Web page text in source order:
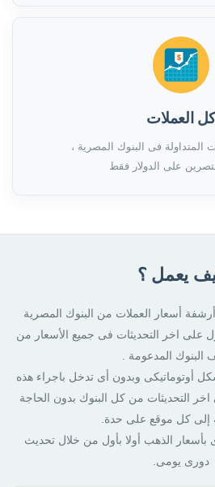
كل العملات
المتداولة فى البنوك المصرية ،
على الدولار فقط
يعمل ؟
أسعار العملات من البنوك المصرية
على اخر التحديثات فى جميع الأسعار من
البنوك المدعومة .
أوتوماتيكى وبدون أى تدخل باجراء هذه
التحديثات من كل البنوك بدون الحاجة
إلى كل موقع على حدة.
بأسعار الذهب أولا بأول من خلال تحديث
دورى يومى.